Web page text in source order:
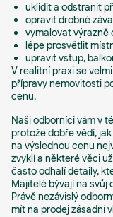
uklidit a odstranit
opravit drobné
vymalovat výrazně
lépe prosvětlit
upravit vstup,
V realitní praxi se
přípravy nemovitosti
cenu.
Naši odborníci vám v
protože dobře vědí,
na výslednou cenu
zvyklí a některé věci
často odhalí detaily,
Majitelé bývají na svůj
Právě nezávislý
mít na prodej zásadní